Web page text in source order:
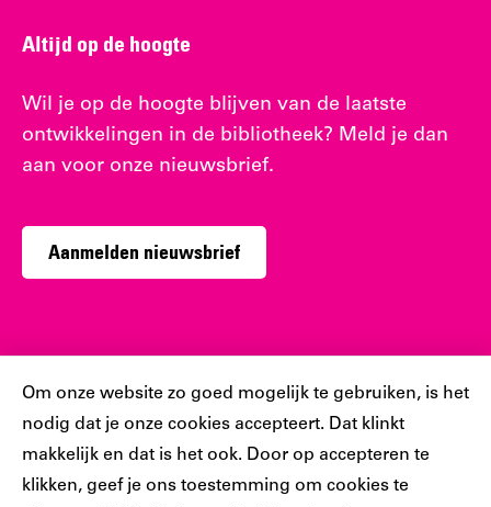
Cookiebar
Om onze website zo goed mogelijk te gebruiken, is het
nodig dat je onze cookies accepteert. Dat klinkt
makkelijk en dat is het ook. Door op accepteren te
klikken, geef je ons toestemming om cookies te
Altijd op de hoogte
Wil je op de hoogte blijven van de laatste
ontwikkelingen in de bibliotheek? Meld je dan
aan voor onze nieuwsbrief.
Aanmelden nieuwsbrief
Sociaal
Volg jij ons al?